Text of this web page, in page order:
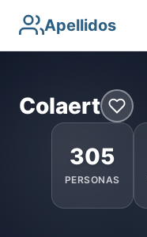
Apellidos
Colaert
305
PERSONAS